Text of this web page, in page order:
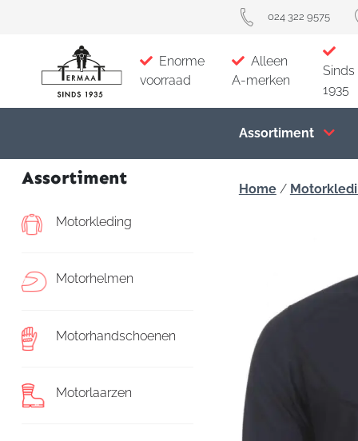
024 322 9575
Enorme
voorraad
Alleen
A-merken
Sinds
1935
Assortiment
Assortiment
Motorkleding
Motorhelmen
Motorhandschoenen
Motorlaarzen
Home/